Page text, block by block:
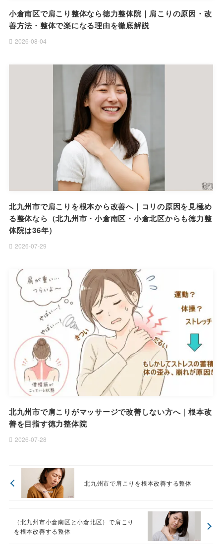
小倉南区で肩こり整体なら徳力整体院｜肩こりの原因・改
善方法・整体で楽になる理由を徹底解説
2026-08-04
北九州市で肩こりを根本から改善へ｜コリの原因を見極め
る整体なら（北九州市・小倉南区・小倉北区からも徳力整
体院は36年）
2026-07-29
北九州市で肩こりがマッサージで改善しない方へ｜根本改
善を目指す徳力整体院
2026-07-28
北九州市で肩こりを根本改善する整体
（北九州市小倉南区と小倉北区）で肩こり
を根本改善する整体